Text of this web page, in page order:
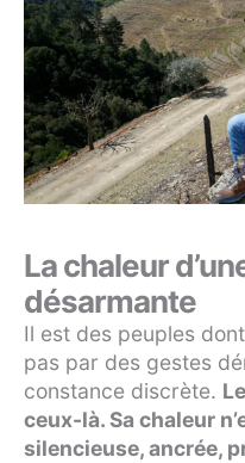
La chaleur
désarmante
Il est des peuples
pas par des gestes
constance discrète.
ceux-là. Sa chaleur
silencieuse, ancrée,